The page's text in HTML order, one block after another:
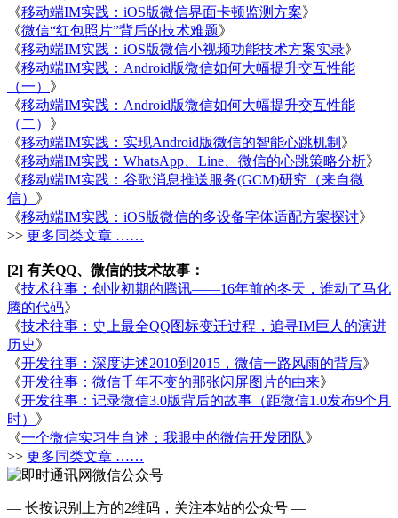
《移动端IM实践：iOS版微信界面卡顿监测方案》
《微信“红包照片”背后的技术难题》
《移动端IM实践：iOS版微信小视频功能技术方案实录》
《移动端IM实践：Android版微信如何大幅提升交互性能
（一） 》
《移动端IM实践：Android版微信如何大幅提升交互性能
（二） 》
《移动端IM实践：实现Android版微信的智能心跳机制 》
《移动端IM实践：WhatsApp、Line、微信的心跳策略分析》
《移动端IM实践：谷歌消息推送服务(GCM)研究（来自微
信） 》
《移动端IM实践：iOS版微信的多设备字体适配方案探讨》
>> 更多同类文章 ……
[2] 有关QQ、微信的技术故事：
《技术往事：创业初期的腾讯——16年前的冬天，谁动了马化
腾的代码》
《技术往事：史上最全QQ图标变迁过程，追寻IM巨人的演进
历史》
《开发往事：深度讲述2010到2015，微信一路风雨的背后》
《开发往事：微信千年不变的那张闪屏图片的由来》
《开发往事：记录微信3.0版背后的故事（距微信1.0发布9个月
时） 》
《一个微信实习生自述：我眼中的微信开发团队》
>> 更多同类文章 ……
— 长按识别上方的2维码，关注本站的公众号 —